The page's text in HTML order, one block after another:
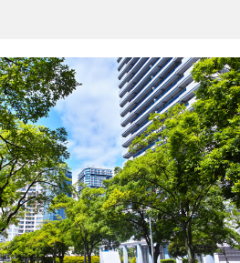
４、第三者への提供につい
運営者が取得した個人情報を
開示することはありません。
ご本人の同意がある場合
生命、身体または財産の保護の
運営者の業務を業務委託先に委
その他法令にもとづき開示・提
５、ご登録内容の開示、修
運営者は業務の適正な遂行を